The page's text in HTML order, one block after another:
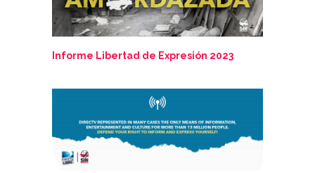
Informe Libertad de Expresión 2023